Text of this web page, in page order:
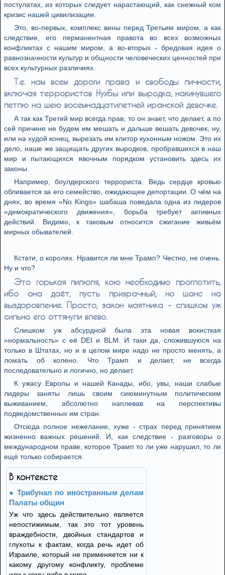
постулатах, из которых следует нарастающий, как снежный ком
кризис нашей цивилизации.
Это, во-первых, комплекс вины перед Третьим миром, а как
следствие, его перманентная правота во всех возможных
конфликтах с нашим миром, а во-вторых - бредовая идея о
равнозначности культур и общности человеческих ценностей при
всех культурных различиях.
Т.е. нам всем дороги права и свободы личности,
включая террористов Нухбы или выродка, накинувшего
петлю на шею восемнадцатилетней иранской девочке.
А так как Третий мир всегда прав, то он знает, что делает, а по
сей причине не будем им мешать и дальше вешать девочек, ну,
или на худой конец, вырезать им клитор кухонным ножом. Это их
дело, наше же защищать других выродков, пробравшихся в наш
мир и пытающихся явочным порядком установить здесь их
законы.
Например, боулдерского террориста. Ведь сердце кровью
обливается за его семейство, ожидающее депортации. О чём на
днях, во время «No Kings» шабаша поведала одна из лидеров
«демократического движения», борьба требует активных
действий. Видимо, к таковым относится сжигание живьём
мирных обывателей.
Кстати, о королях. Нравится ли мне Трамп? Честно, не очень.
Ну и что?
Это горькая пилюля, кою необходимо проглотить,
ибо она даёт, пусть призрачный, но шанс на
выздоровление. Просто, закон маятника - слишком уж
сильно его оттянули влево.
Слишком уж абсурдной была эта новая вокисткая
«нормальность» с её DEI и BLM. И таки да, сложившуюся на
только в Штатах, но и в целом мире надо не просто менять, а
ломать об колено. Что Трамп и делает, не всегда
последовательно и логично, но делает.
К ужасу Европы и нашей Канады, ибо, увы, наши слабые
лидеры заняты лишь своим сиюминутным политическим
выживанием, абсолютно наплевав на перспективы
подведомственных им стран.
Отсюда полное нежелание, хуже - страх перед принятием
жизненно важных решений. И, как следствие - разговоры о
международном праве, которое Трамп то ли уже нарушил, то ли
ещё только собирается.
В контексте
Трибунал по иностранным делам
Палаты общин
Уж что здесь действительно является
непостижимым, так это тот уровень
враждебности, двойных стандартов и
глухоты к фактам, когда речь идет об
Израиле, который не применяется ни к
какому другому конфликту, проблеме